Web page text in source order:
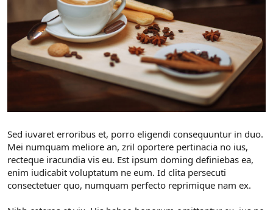
Sed iuvaret erroribus et, porro eligendi consequuntur in duo.
Mei numquam meliore an, zril oportere pertinacia no ius,
recteque iracundia vis eu. Est ipsum doming definiebas ea,
enim iudicabit voluptatum ne eum. Id clita persecuti
consectetuer quo, numquam perfecto reprimique nam ex.